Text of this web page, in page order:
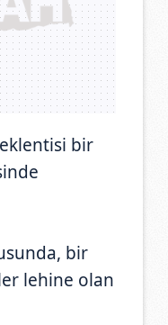
bir
bir
lehine olan